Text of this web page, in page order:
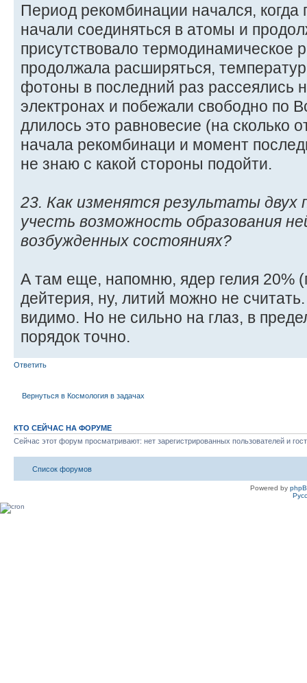
Период рекомбинации начался,
начали соединяться в атомы и
присутствовало термодинамическое
продолжала расширяться,
фотоны в последний раз рассеялись
электронах и побежали свободно по
длилось это равновесие (на сколько
начала рекомбинаци и момент
не знаю с какой стороны подойти.
23. Как изменятся результаты двух
учесть возможность образования
возбужденных состояниях?
А там еще, напомню, ядер гелия 20%
дейтерия, ну, литий можно не
видимо. Но не сильно на глаз, в
порядок точно.
Ответить
Вернуться в Космология в задачах
КТО СЕЙЧАС НА ФОРУМЕ
Сейчас этот форум просматривают: нет зарегистрированных пользователей и
Список форумов
Powered by